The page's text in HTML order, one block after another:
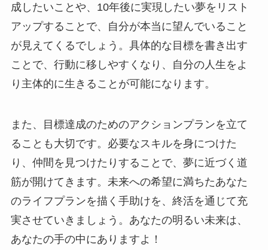
成したいことや、10年後に実現したい夢をリスト
アップすることで、自分が本当に望んでいること
が見えてくるでしょう。具体的な目標を書き出す
ことで、行動に移しやすくなり、自分の人生をよ
り主体的に生きることが可能になります。
また、目標達成のためのアクションプランを立て
ることも大切です。必要なスキルを身につけた
り、仲間を見つけたりすることで、夢に近づく道
筋が開けてきます。未来への希望に満ちたあなた
のライフプランを描く手助けを、終活を通じて充
実させていきましょう。あなたの明るい未来は、
あなたの手の中にありますよ！